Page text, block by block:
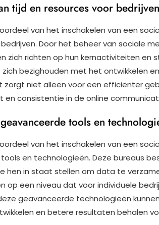
tijd en resources voor bedrijven
van het inschakelen van een
Door het beheer van sociale
zich richten op hun kernactiviteiten en
bezighouden met het ontwikkelen
zorgt niet alleen voor een efficiënter
en consistentie in de online
tools en
van het inschakelen van een
en technologieën. Deze bureaus
hen in staat stellen om data te
op een niveau dat voor individuele
geavanceerde technologieën
en betere resultaten behalen